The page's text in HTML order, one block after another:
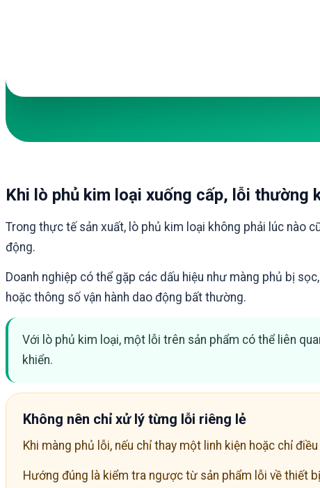
Khi lò phủ kim loại xuống cấp, lỗi thường
Trong thực tế sản xuất, lò phủ kim loại không phải lúc nào
động.
Doanh nghiệp có thể gặp các dấu hiệu như màng phủ bị
hoặc thông số vận hành dao động bất thường.
Với lò phủ kim loại, một lỗi trên sản phẩm có thể liên
khiển.
Không nên chỉ xử lý từng lỗi riêng lẻ
Khi màng phủ lỗi, nếu chỉ thay một linh kiện hoặc chỉ
Hướng đúng là kiểm tra ngược từ sản phẩm lỗi về thiết